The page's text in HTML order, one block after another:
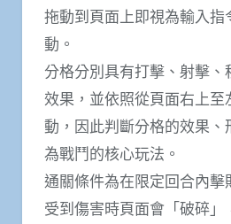
拖動到頁面上即視為輸入
動。
分格分別具有打擊、射擊、
效果，並依照從頁面右上至
動，因此判斷分格的效果、
為戰鬥的核心玩法。
通關條件為在限定回合內擊
受到傷害時頁面會「破碎」